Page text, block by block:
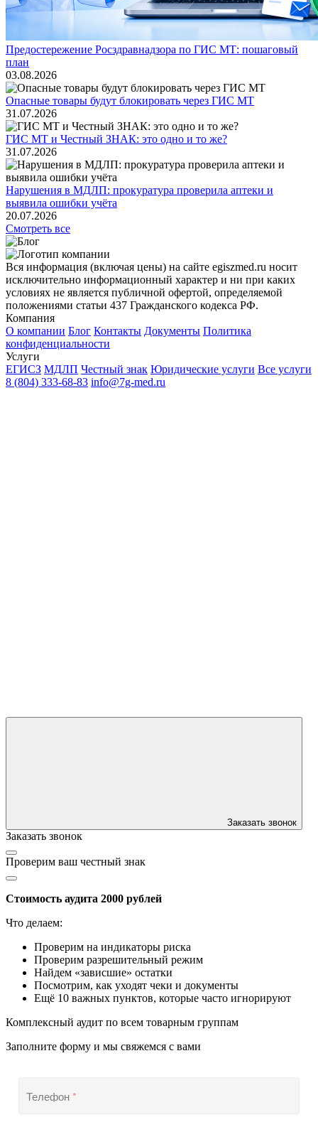
Предостережение Росздравнадзора по ГИС МТ: пошаговый
план
03.08.2026
Опасные товары будут блокировать через ГИС МТ
31.07.2026
ГИС МТ и Честный ЗНАК: это одно и то же?
31.07.2026
Нарушения в МДЛП: прокуратура проверила аптеки и
выявила ошибки учёта
20.07.2026
Смотреть все
Вся информация (включая цены) на сайте egiszmed.ru носит
исключительно информационный характер и ни при каких
условиях не является публичной офертой, определяемой
положениями статьи 437 Гражданского кодекса РФ.
Компания
О компании Блог Контакты Документы Политика
конфиденциальности
Услуги
ЕГИСЗ МДЛП Честный знак Юридические услуги Все услуги
8 (804) 333-68-83 info@7g-med.ru
Заказать звонок
Заказать звонок
Проверим ваш честный знак
Стоимость аудита 2000 рублей
Что делаем:
Проверим на индикаторы риска
Проверим разрешительный режим
Найдем «зависшие» остатки
Посмотрим, как уходят чеки и документы
Ещё 10 важных пунктов, которые часто игнорируют
Комплексный аудит по всем товарным группам
Заполните форму и мы свяжемся с вами
Телефон*